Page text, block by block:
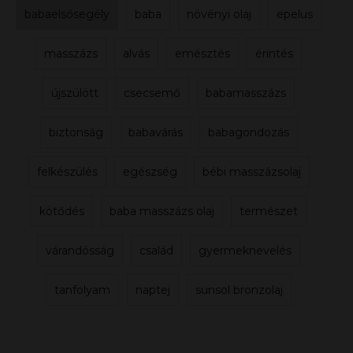
baba növényi olaj epelus
masszázs alvás emésztés érintés
újszülött csecsemő babamasszázs
biztonság babavárás babagondozás
felkészülés egészség bébi masszázsolaj
kötődés baba masszázs olaj természet
várandósság család gyermeknevelés
tanfolyam naptej sunsol bronzolaj